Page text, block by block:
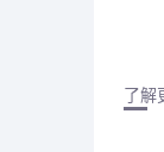
了解